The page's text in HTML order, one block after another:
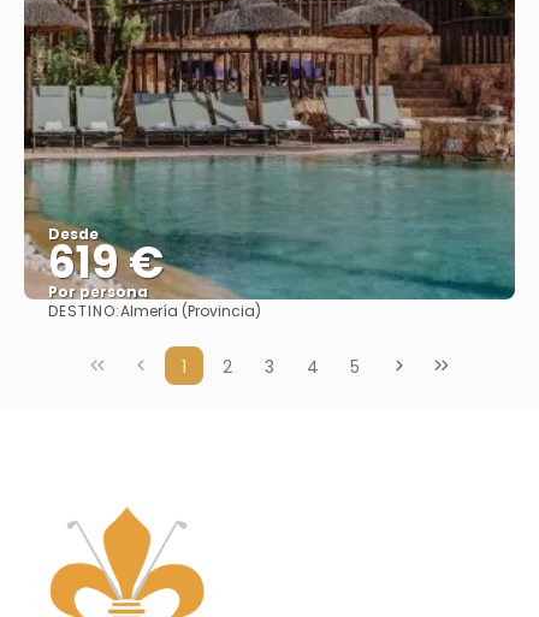
Desde
619 €
Por persona
Ver
DESTINO:Almería (Provincia)
1 2 3 4 5